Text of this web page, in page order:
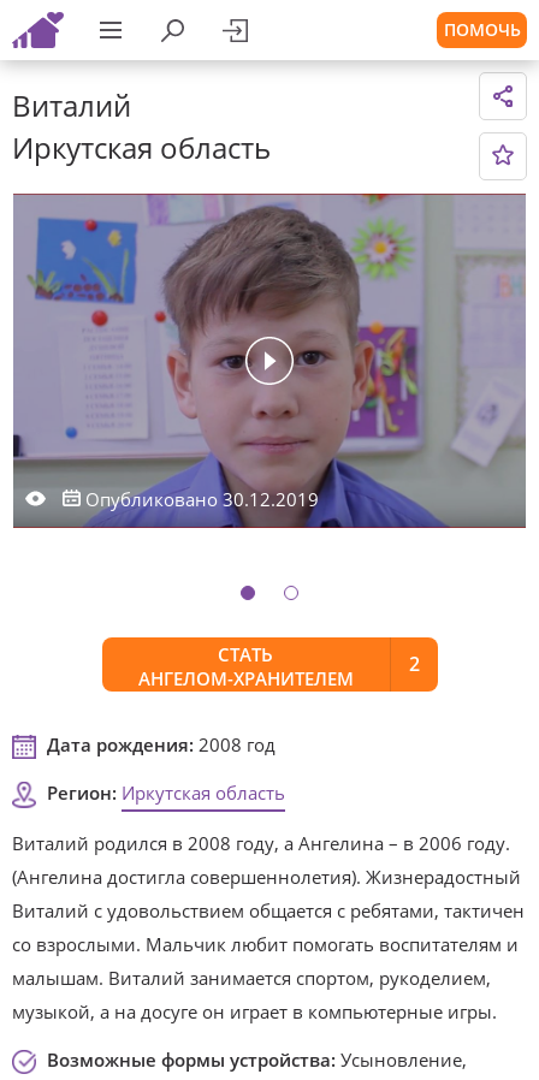
ПОМОЧЬ
Виталий
Иркутская область
Опубликовано 30.12.2019
СТАТЬ
АНГЕЛОМ-ХРАНИТЕЛЕМ
2
Дата рождения: 2008 год
Регион: Иркутская область
Виталий родился в 2008 году, а Ангелина – в 2006 году.
(Ангелина достигла совершеннолетия). Жизнерадостный
Виталий с удовольствием общается с ребятами, тактичен
со взрослыми. Мальчик любит помогать воспитателям и
малышам. Виталий занимается спортом, рукоделием,
музыкой, а на досуге он играет в компьютерные игры.
Возможные формы устройства: Усыновление,